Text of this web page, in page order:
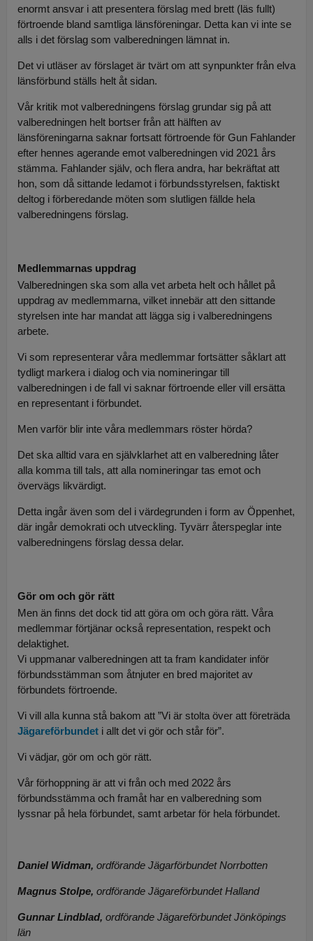
enormt ansvar i att presentera förslag med brett (läs fullt)
förtroende bland samtliga länsföreningar. Detta kan vi inte se
alls i det förslag som valberedningen lämnat in.
Det vi utläser av förslaget är tvärt om att synpunkter från elva
länsförbund ställs helt åt sidan.
Vår kritik mot valberedningens förslag grundar sig på att
valberedningen helt bortser från att hälften av
länsföreningarna saknar fortsatt förtroende för Gun Fahlander
efter hennes agerande emot valberedningen vid 2021 års
stämma. Fahlander själv, och flera andra, har bekräftat att
hon, som då sittande ledamot i förbundsstyrelsen, faktiskt
deltog i förberedande möten som slutligen fällde hela
valberedningens förslag.
Medlemmarnas uppdrag
Valberedningen ska som alla vet arbeta helt och hållet på
uppdrag av medlemmarna, vilket innebär att den sittande
styrelsen inte har mandat att lägga sig i valberedningens
arbete.
Vi som representerar våra medlemmar fortsätter såklart att
tydligt markera i dialog och via nomineringar till
valberedningen i de fall vi saknar förtroende eller vill ersätta
en representant i förbundet.
Men varför blir inte våra medlemmars röster hörda?
Det ska alltid vara en självklarhet att en valberedning låter
alla komma till tals, att alla nomineringar tas emot och
övervägs likvärdigt.
Detta ingår även som del i värdegrunden i form av Öppenhet,
där ingår demokrati och utveckling. Tyvärr återspeglar inte
valberedningens förslag dessa delar.
Gör om och gör rätt
Men än finns det dock tid att göra om och göra rätt. Våra
medlemmar förtjänar också representation, respekt och
delaktighet.
Vi uppmanar valberedningen att ta fram kandidater inför
förbundsstämman som åtnjuter en bred majoritet av
förbundets förtroende.
Vi vill alla kunna stå bakom att ”Vi är stolta över att företräda
Jägareförbundet i allt det vi gör och står för”.
Vi vädjar, gör om och gör rätt.
Vår förhoppning är att vi från och med 2022 års
förbundsstämma och framåt har en valberedning som
lyssnar på hela förbundet, samt arbetar för hela förbundet.
Daniel Widman, ordförande Jägarförbundet Norrbotten
Magnus Stolpe, ordförande Jägareförbundet Halland
Gunnar Lindblad, ordförande Jägareförbundet Jönköpings
län